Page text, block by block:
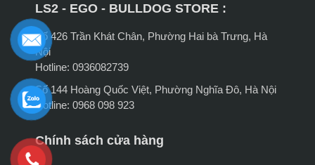
LS2 - EGO - BULLDOG STORE :
Số 426 Trần Khát Chân, Phường Hai bà Trưng, Hà
Nội
Hotline: 0936082739
Số 144 Hoàng Quốc Việt, Phường Nghĩa Đô, Hà Nội
Hotline: 0968 098 923
Chính sách cửa hàng